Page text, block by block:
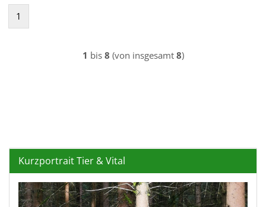
1
1 bis 8 (von insgesamt 8)
Kurzportrait Tier & Vital